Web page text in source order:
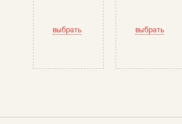
выбрать выбрать